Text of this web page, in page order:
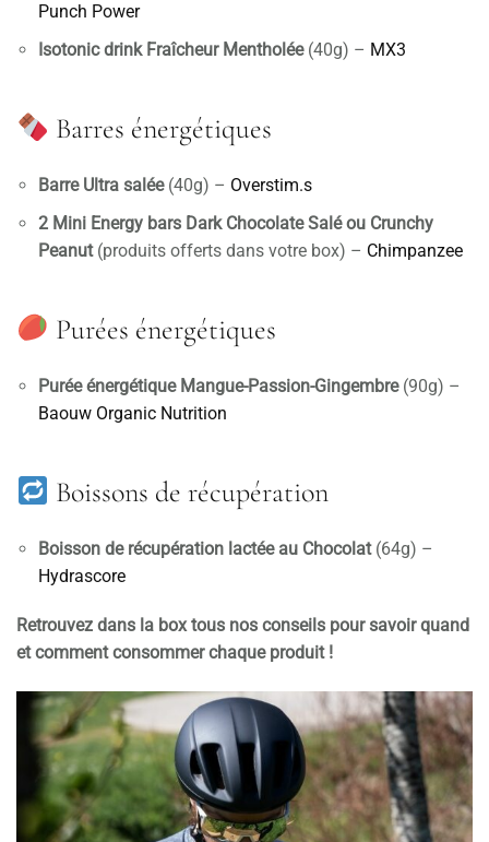
Punch Power
Isotonic drink Fraîcheur Mentholée(40g) – MX3
Barres énergétiques
Barre Ultra salée(40g) – Overstim.s
2 Mini Energy bars Dark Chocolate Salé ou Crunchy
Peanut (produits offerts dans votre box) – Chimpanzee
Purées énergétiques
Purée énergétique Mangue-Passion-Gingembre(90g) –
Baouw Organic Nutrition
Boissons de récupération
Boisson de récupération lactée au Chocolat (64g) –
Hydrascore
Retrouvez dans la box tous nos conseils pour savoir quand
et comment consommer chaque produit !